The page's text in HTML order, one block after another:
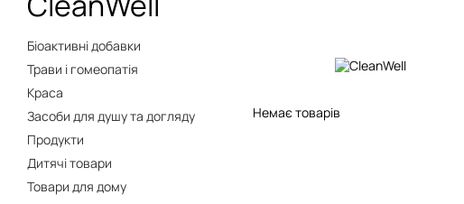
Немає товарів
Біоактивні добавки
Трави і гомеопатія
Краса
Засоби для душу та догляду
Продукти
Дитячі товари
Товари для дому